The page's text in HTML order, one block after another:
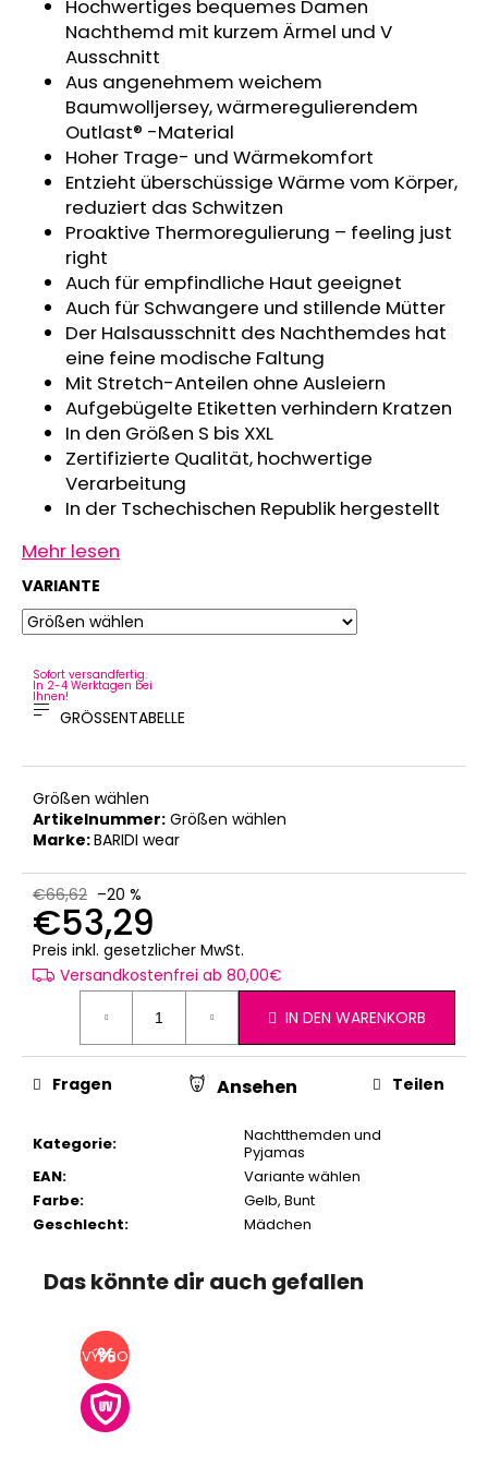
Hochwertiges bequemes Damen
Nachthemd mit kurzem Ärmel und V
Ausschnitt
Aus angenehmem weichem
Baumwolljersey, wärmeregulierendem
Outlast® -Material
Hoher Trage- und Wärmekomfort
Entzieht überschüssige Wärme vom Körper,
reduziert das Schwitzen
Proaktive Thermoregulierung – feeling just
right
Auch für empfindliche Haut geeignet
Auch für Schwangere und stillende Mütter
Der Halsausschnitt des Nachthemdes hat
eine feine modische Faltung
Mit Stretch-Anteilen ohne Ausleiern
Aufgebügelte Etiketten verhindern Kratzen
In den Größen S bis XXL
Zertifizierte Qualität, hochwertige
Verarbeitung
In der Tschechischen Republik hergestellt
Mehr lesen
VARIANTE
Sofort versandfertig.
In 2-4 Werktagen bei
Ihnen!
GRÖSSENTABELLE
Größen wählen
Artikelnummer: Größen wählen
Marke:BARIDI wear
€66,62 –20 %
€53,29
Preis inkl. gesetzlicher MwSt.
Versandkostenfrei ab 80,00€
IN DEN WARENKORB
Kategorie:
Nachtthemden und
Pyjamas
EAN:
Variante wählen
Farbe: Gelb, Bunt
Geschlecht: Mädchen
Fragen Ansehen Teilen
Das könnte dir auch gefallen
VÝPRODEJ
KURZHOSE
ANGEL
OUTLAST®
GRAU
MELIERT
€18,39